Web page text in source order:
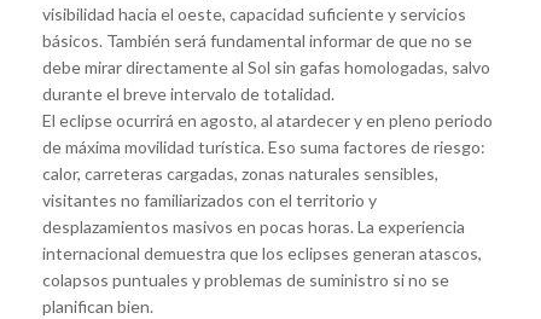
visibilidad hacia el oeste, capacidad suficiente y servicios
básicos. También será fundamental informar de que no se
debe mirar directamente al Sol sin gafas homologadas, salvo
durante el breve intervalo de totalidad.
El eclipse ocurrirá en agosto, al atardecer y en pleno periodo
de máxima movilidad turística. Eso suma factores de riesgo:
calor, carreteras cargadas, zonas naturales sensibles,
visitantes no familiarizados con el territorio y
desplazamientos masivos en pocas horas. La experiencia
internacional demuestra que los eclipses generan atascos,
colapsos puntuales y problemas de suministro si no se
planifican bien.